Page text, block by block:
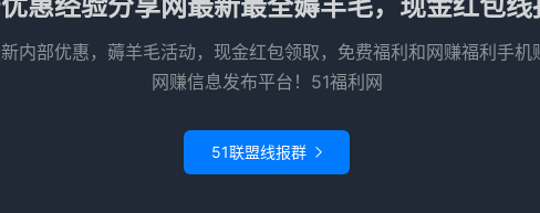
内部优惠，薅羊毛活动，现金红包领取，免费福利和网赚福利手
网赚信息发布平台！51福利网
51联盟线报群 